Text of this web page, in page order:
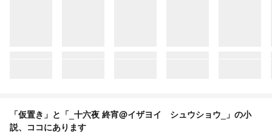
「仮置き」と「_十六夜 終宵@イザヨイ シュウショウ_」の小
説、ココにあります